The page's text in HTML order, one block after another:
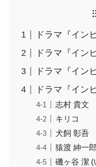
ドラマ『イン
ドラマ『イン
ドラマ『イン
ドラマ『イン
志村 貴文
キリコ
犬飼 彰吾
猿渡 紳一郎
磯ヶ谷 潔 (